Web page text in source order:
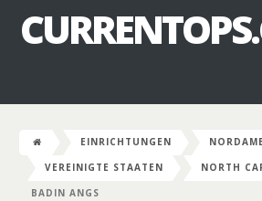
EINRICHTUNGEN
VEREINIGTE STAATEN
NORTH
BADIN ANGS